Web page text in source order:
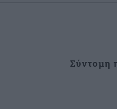
Σύντομη